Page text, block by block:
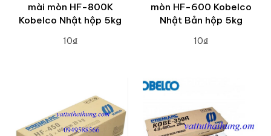
mài mòn HF-800K
Kobelco Nhật hộp 5kg
10₫
mòn HF-600 Kobelco
Nhật Bản hộp 5kg
10₫